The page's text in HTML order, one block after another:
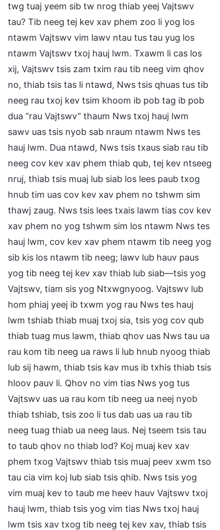
twg tuaj yeem sib tw nrog thiab yeej Vajtswv
tau? Tib neeg tej kev xav phem zoo li yog los
ntawm Vajtswv vim lawv ntau tus tau yug los
ntawm Vajtswv txoj hauj lwm. Txawm li cas los
xij, Vajtswv tsis zam txim rau tib neeg vim qhov
no, thiab tsis tas li ntawd, Nws tsis qhuas tus tib
neeg rau txoj kev tsim khoom ib pob tag ib pob
dua “rau Vajtswv” thaum Nws txoj hauj lwm
sawv uas tsis nyob sab nraum ntawm Nws tes
hauj lwm. Dua ntawd, Nws tsis txaus siab rau tib
neeg cov kev xav phem thiab qub, tej kev ntseeg
nruj, thiab tsis muaj lub siab los lees paub txog
hnub tim uas cov kev xav phem no tshwm sim
thawj zaug. Nws tsis lees txais lawm tias cov kev
xav phem no yog tshwm sim los ntawm Nws tes
hauj lwm, cov kev xav phem ntawm tib neeg yog
sib kis los ntawm tib neeg; lawv lub hauv paus
yog tib neeg tej kev xav thiab lub siab—tsis yog
Vajtswv, tiam sis yog Ntxwgnyoog. Vajtswv lub
hom phiaj yeej ib txwm yog rau Nws tes hauj
lwm tshiab thiab muaj txoj sia, tsis yog cov qub
thiab tuag mus lawm, thiab qhov uas Nws tau ua
rau kom tib neeg ua raws li lub hnub nyoog thiab
lub sij hawm, thiab tsis kav mus ib txhis thiab tsis
hloov pauv li. Qhov no vim tias Nws yog tus
Vajtswv uas ua rau kom tib neeg ua neej nyob
thiab tshiab, tsis zoo li tus dab uas ua rau tib
neeg tuag thiab ua neeg laus. Nej tseem tsis tau
to taub qhov no thiab lod? Koj muaj kev xav
phem txog Vajtswv thiab tsis muaj peev xwm tso
tau cia vim koj lub siab tsis qhib. Nws tsis yog
vim muaj kev to taub me heev hauv Vajtswv txoj
hauj lwm, thiab tsis yog vim tias Nws txoj hauj
lwm tsis xav txog tib neeg tej kev xav, thiab tsis